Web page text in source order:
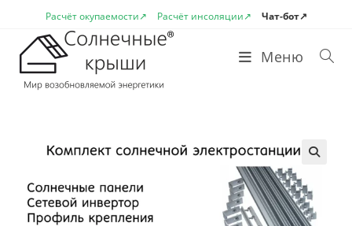
содержимому
Расчёт окупаемости↗ Расчёт инсоляции↗ Чат-бот↗
Меню